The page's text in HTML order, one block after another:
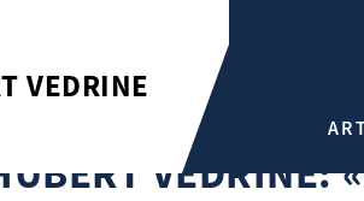
VEDRINE
VEDRINE:
VEDRINE: «À
«À KIGALI, LA FRANCE A MENE